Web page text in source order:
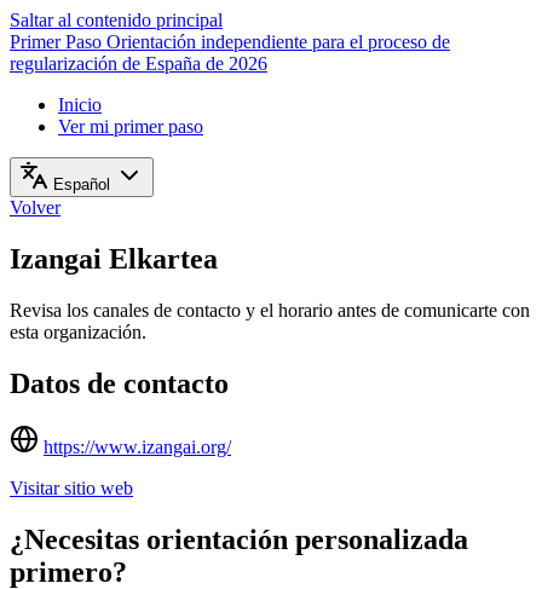
Saltar al contenido principal
Primer Paso Orientación independiente para el proceso de
regularización de España de 2026
Inicio
Ver mi primer paso
Español
Volver
Izangai Elkartea
Revisa los canales de contacto y el horario antes de comunicarte con
esta organización.
Datos de contacto
https://www.izangai.org/
Visitar sitio web
¿Necesitas orientación personalizada
primero?